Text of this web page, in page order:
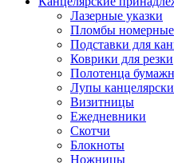
Лазерные указки
Пломбы номерные
Подставки для
Коврики для резки
Полотенца
Лупы
Визитницы
Ежедневники
Скотчи
Блокноты
Ножницы